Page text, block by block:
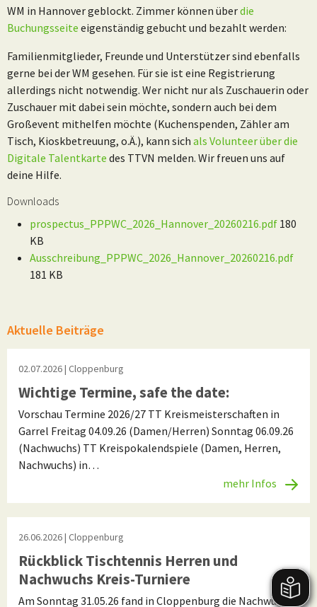
WM in Hannover geblockt. Zimmer können überdie
Buchungsseite eigenständig gebucht und bezahlt werden:
Familienmitglieder, Freunde und Unterstützer sind ebenfalls
gerne bei der WM gesehen. Für sie ist eine Registrierung
allerdings nicht notwendig. Wer nicht nur als Zuschauerin oder
Zuschauer mit dabei sein möchte, sondern auch bei dem
Großevent mithelfen möchte (Kuchenspenden, Zähler am
Tisch, Kioskbetreuung, o.Ä.), kann sich als Volunteer über die
Digitale Talentkarte des TTVN melden. Wir freuen uns auf
deine Hilfe.
Downloads
prospectus_PPPWC_2026_Hannover_20260216.pdf 180
KB
Ausschreibung_PPPWC_2026_Hannover_20260216.pdf
181 KB
Aktuelle Beiträge
02.07.2026| Cloppenburg
Wichtige Termine, safe the date:
Vorschau Termine 2026/27 TT Kreismeisterschaften in
Garrel Freitag 04.09.26 (Damen/Herren) Sonntag 06.09.26
(Nachwuchs) TT Kreispokalendspiele (Damen, Herren,
Nachwuchs) in…
mehr Infos
26.06.2026| Cloppenburg
Rückblick Tischtennis Herren und
Nachwuchs Kreis-Turniere
Am Sonntag 31.05.26 fand in Cloppenburg die Nachwuchs